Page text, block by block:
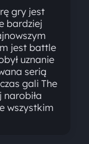
gry jest
bardziej
jest battle
uznanie
serią
gali The
narobiła
wszystkim